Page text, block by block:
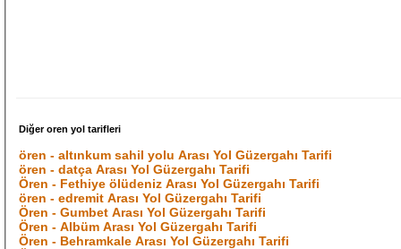
Diğer oren yol tarifleri
ören - altınkum sahil yolu Arası Yol Güzergahı Tarifi
ören - datça Arası Yol Güzergahı Tarifi
Ören - Fethiye ölüdeniz Arası Yol Güzergahı Tarifi
ören - edremit Arası Yol Güzergahı Tarifi
Ören - Gumbet Arası Yol Güzergahı Tarifi
Ören - Albüm Arası Yol Güzergahı Tarifi
Ören - Behramkale Arası Yol Güzergahı Tarifi